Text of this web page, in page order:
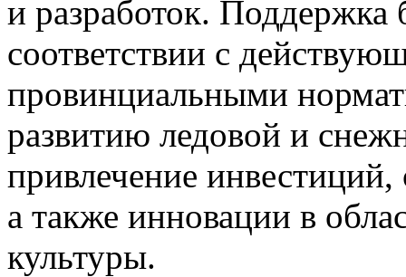
и разработок. Поддержка
соответствии с
провинциальными
развитию ледовой и
привлечение инвестиций,
а также инновации в
культуры.